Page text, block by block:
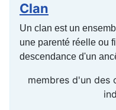
Clan
Un clan est un
une parenté réelle ou
descendance d'un
membres d'un des